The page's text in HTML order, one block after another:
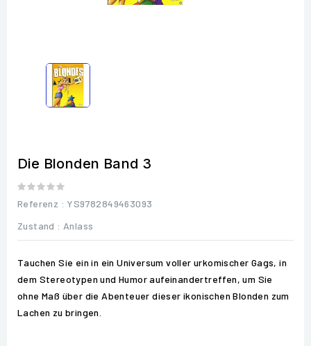
Die Blonden Band 3
Referenz : YS9782849463093
Zustand : Anlass
Tauchen Sie ein in ein Universum voller urkomischer Gags, in
dem Stereotypen und Humor aufeinandertreffen, um Sie
ohne Maß über die Abenteuer dieser ikonischen Blonden zum
Lachen zu bringen.